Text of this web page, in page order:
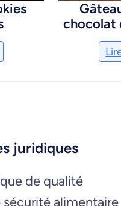
chocolat
juridiques
de qualité
sécurité alimentaire